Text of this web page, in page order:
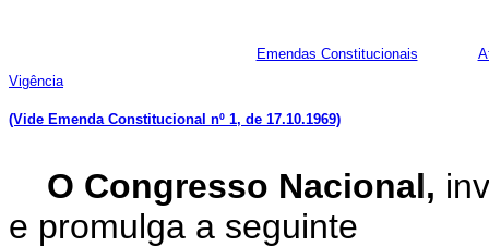
Emendas Constitucionais
Vigência
(Vide Emenda Constitucional nº 1, de 17.10.1969)
O Congresso Nacional,
e promulga a seguinte